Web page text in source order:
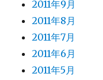
2011年9月
2011年8月
2011年7月
2011年6月
2011年5月